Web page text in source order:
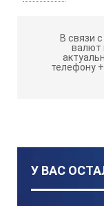
Примечание
Материал
В связи
валют
телефону
У ВАС